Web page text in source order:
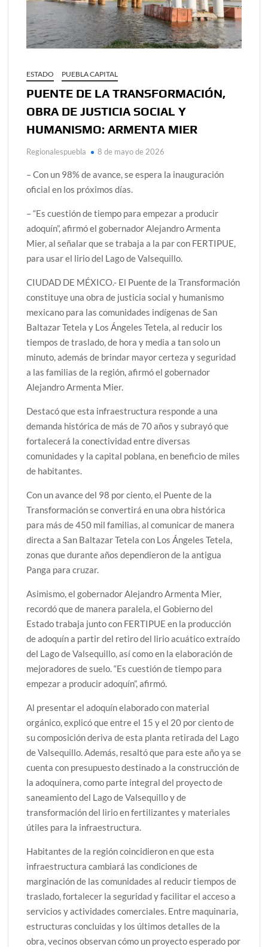
ESTADO PUEBLA CAPITAL
PUENTE DE LA TRANSFORMACIÓN,
OBRA DE JUSTICIA SOCIAL Y
HUMANISMO: ARMENTA MIER
Regionalespuebla 8 de mayo de 2026
– Con un 98% de avance, se espera la inauguración
oficial en los próximos días.
– “Es cuestión de tiempo para empezar a producir
adoquín”, afirmó el gobernador Alejandro Armenta
Mier, al señalar que se trabaja a la par con FERTIPUE,
para usar el lirio del Lago de Valsequillo.
CIUDAD DE MÉXICO.- El Puente de la Transformación
constituye una obra de justicia social y humanismo
mexicano para las comunidades indígenas de San
Baltazar Tetela y Los Ángeles Tetela, al reducir los
tiempos de traslado, de hora y media a tan solo un
minuto, además de brindar mayor certeza y seguridad
a las familias de la región, afirmó el gobernador
Alejandro Armenta Mier.
Destacó que esta infraestructura responde a una
demanda histórica de más de 70 años y subrayó que
fortalecerá la conectividad entre diversas
comunidades y la capital poblana, en beneficio de miles
de habitantes.
Con un avance del 98 por ciento, el Puente de la
Transformación se convertirá en una obra histórica
para más de 450 mil familias, al comunicar de manera
directa a San Baltazar Tetela con Los Ángeles Tetela,
zonas que durante años dependieron de la antigua
Panga para cruzar.
Asimismo, el gobernador Alejandro Armenta Mier,
recordó que de manera paralela, el Gobierno del
Estado trabaja junto con FERTIPUE en la producción
de adoquín a partir del retiro del lirio acuático extraído
del Lago de Valsequillo, así como en la elaboración de
mejoradores de suelo. “Es cuestión de tiempo para
empezar a producir adoquín”, afirmó.
Al presentar el adoquín elaborado con material
orgánico, explicó que entre el 15 y el 20 por ciento de
su composición deriva de esta planta retirada del Lago
de Valsequillo. Además, resaltó que para este año ya se
cuenta con presupuesto destinado a la construcción de
la adoquinera, como parte integral del proyecto de
saneamiento del Lago de Valsequillo y de
transformación del lirio en fertilizantes y materiales
útiles para la infraestructura.
Habitantes de la región coincidieron en que esta
infraestructura cambiará las condiciones de
marginación de las comunidades al reducir tiempos de
traslado, fortalecer la seguridad y facilitar el acceso a
servicios y actividades comerciales. Entre maquinaria,
estructuras concluidas y los últimos detalles de la
obra, vecinos observan cómo un proyecto esperado por